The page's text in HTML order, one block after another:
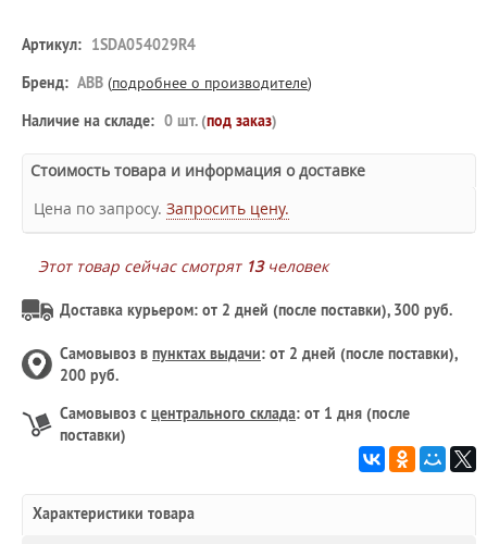
Артикул: 1SDA054029R4
Бренд: ABB (подробнее о производителе)
Наличие на складе: 0 шт. (под заказ)
Стоимость товара и информация о доставке
Цена по запросу. Запросить цену.
Этот товар сейчас смотрят 13человек
Доставка курьером: от 2 дней (после поставки), 300 руб.
Самовывоз в пунктах выдачи: от 2 дней (после поставки),
200 руб.
Самовывоз с центрального склада: от 1 дня (после
поставки)
Характеристики товара